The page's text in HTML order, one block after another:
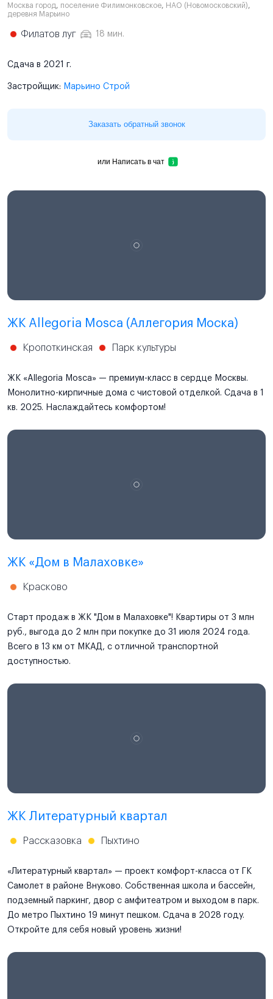
Москва город, поселение Филимонковское, НАО (Новомосковский),
деревня Марьино
Филатов луг 18 мин.
Сдача в 2021 г.
Застройщик: Марьино Строй
Заказать обратный звонок
или Написать в чат
ЖК Allegoria Mosca (Аллегория Моска)
Кропоткинская Парк культуры
ЖК «Allegoria Mosca» — премиум-класс в сердце Москвы.
Монолитно-кирпичные дома с чистовой отделкой. Сдача в 1
кв. 2025. Наслаждайтесь комфортом!
ЖК «Дом в Малаховке»
Красково
Старт продаж в ЖК "Дом в Малаховке"! Квартиры от 3 млн
руб., выгода до 2 млн при покупке до 31 июля 2024 года.
Всего в 13 км от МКАД, с отличной транспортной
доступностью.
ЖК Литературный квартал
Рассказовка Пыхтино
«Литературный квартал» — проект комфорт-класса от ГК
Самолет в районе Внуково. Собственная школа и бассейн,
подземный паркинг, двор с амфитеатром и выходом в парк.
До метро Пыхтино 19 минут пешком. Сдача в 2028 году.
Откройте для себя новый уровень жизни!